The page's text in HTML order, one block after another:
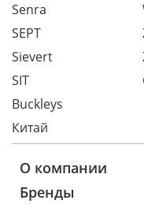
Senra
SEPT
Sievert
SIT
Buckleys
Китай
О компании
Бренды